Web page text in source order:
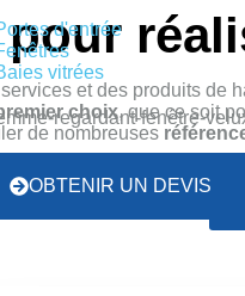
d'entrée
vitrées
OBTENIR UN DEVIS
et des produits
choix, que ce soit
de nombreuses